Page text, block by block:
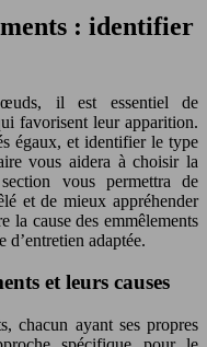
: identifier
il est essentiel de
favorisent leur apparition.
égaux, et identifier le type
vous aidera à choisir la
vous permettra de
et de mieux appréhender
la cause des emmêlements
d’entretien adaptée.
et leurs causes
chacun ayant ses propres